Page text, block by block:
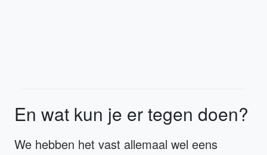
En wat kun je er tegen doen?
We hebben het vast allemaal wel eens